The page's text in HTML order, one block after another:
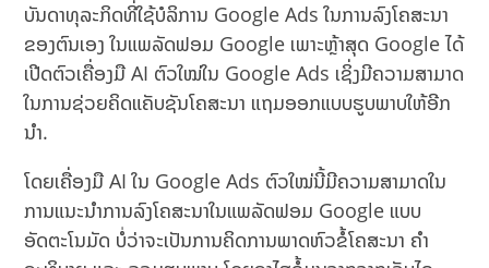
ບັນດາທຸລະກິດທີ່ໃຊ້ບໍລິການ Google Ads ໃນການລົງໂຄສະນາ
ຂອງຕົນເອງ ໃນແພລັດຟອມ Google ເພາະຫຼ້າສຸດ Google ໄດ້
ເປີດຕົວເຄື່ອງມື AI ຕົວໃໝ່ໃນ Google Ads ເຊິ່ງມີຄວາມສາມາດ
ໃນການຊ່ວຍຄິດແຄັບຊັນໂຄສະນາ ແຖມອອກແບບຮູບພາບໃຫ້ອີກ
ນຳ.
ໂດຍເຄື່ອງມື AI ໃນ Google Ads ຕົວໃໝ່ນີ້ມີຄວາມສາມາດໃນ
ການແນະນໍາການລົງໂຄສະນາໃນແພລັດຟອມ Google ແບບ
ອັດຕະໂນມັດ ບໍ່ວ່າຈະເປັນການຄິດການພາດຫົວຂໍ້ໂຄສະນາ ຄຳ